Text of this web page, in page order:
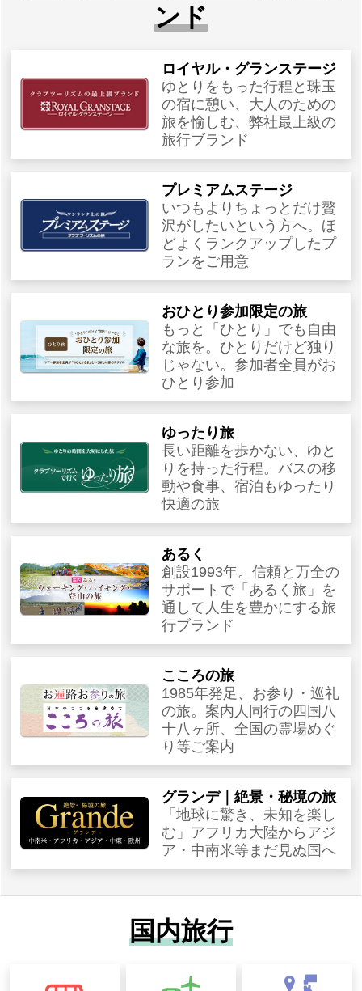
ンド
ロイヤル・グランステージ
ゆとりをもった行程と珠玉
の宿に憩い、大人のための
旅を愉しむ、弊社最上級の
旅行ブランド
プレミアムステージ
いつもよりちょっとだけ贅
沢がしたいという方へ。ほ
どよくランクアップしたプ
ランをご用意
おひとり参加限定の旅
もっと「ひとり」でも自由
な旅を。ひとりだけど独り
じゃない。参加者全員がお
ひとり参加
ゆったり旅
長い距離を歩かない、ゆと
りを持った行程。バスの移
動や食事、宿泊もゆったり
快適の旅
あるく
創設1993年。信頼と万全の
サポートで「あるく旅」を
通して人生を豊かにする旅
行ブランド
こころの旅
1985年発足、お参り・巡礼
の旅。案内人同行の四国八
十八ヶ所、全国の霊場めぐ
り等ご案内
グランデ｜絶景・秘境の旅
「地球に驚き、未知を楽し
む」アフリカ大陸からアジ
ア・中南米等まだ見ぬ国へ
国内旅行